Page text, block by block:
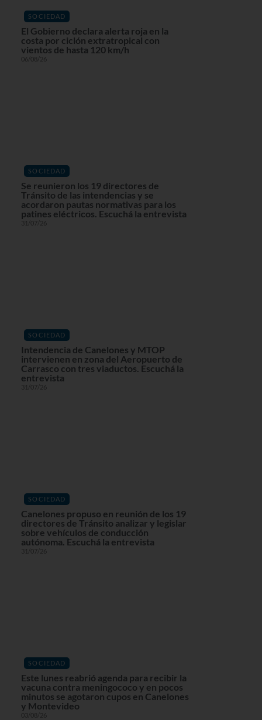
SOCIEDAD
El Gobierno declara alerta roja en la
costa por ciclón extratropical con
vientos de hasta 120 km/h
06/08/26
SOCIEDAD
Se reunieron los 19 directores de
Tránsito de las intendencias y se
acordaron pautas normativas para los
patines eléctricos. Escuchá la entrevista
31/07/26
SOCIEDAD
Intendencia de Canelones y MTOP
intervienen en zona del Aeropuerto de
Carrasco con tres viaductos. Escuchá la
entrevista
31/07/26
SOCIEDAD
Canelones propuso en reunión de los 19
directores de Tránsito analizar y legislar
sobre vehículos de conducción
autónoma. Escuchá la entrevista
31/07/26
SOCIEDAD
Este lunes reabrió agenda para recibir la
vacuna contra meningococo y en pocos
minutos se agotaron cupos en Canelones
y Montevideo
03/08/26